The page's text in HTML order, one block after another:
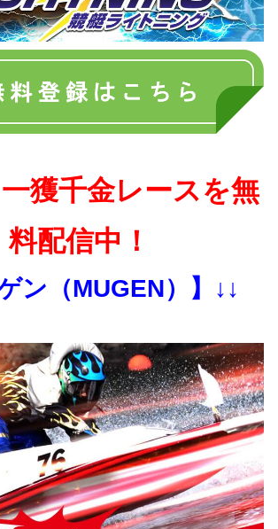
獲千金レースを無
料配信中！
ン（MUGEN）】↓↓